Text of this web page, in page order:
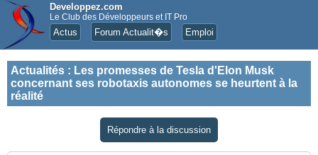
Developpez.com
Le Club des Développeurs et IT Pro
Actus Forum Actualit�s Emploi
Actualités : Les promesses de Tesla d'Elon Musk
concernant ses robotaxis autonomes se heurtent à la
réalité
Répondre à la discussion